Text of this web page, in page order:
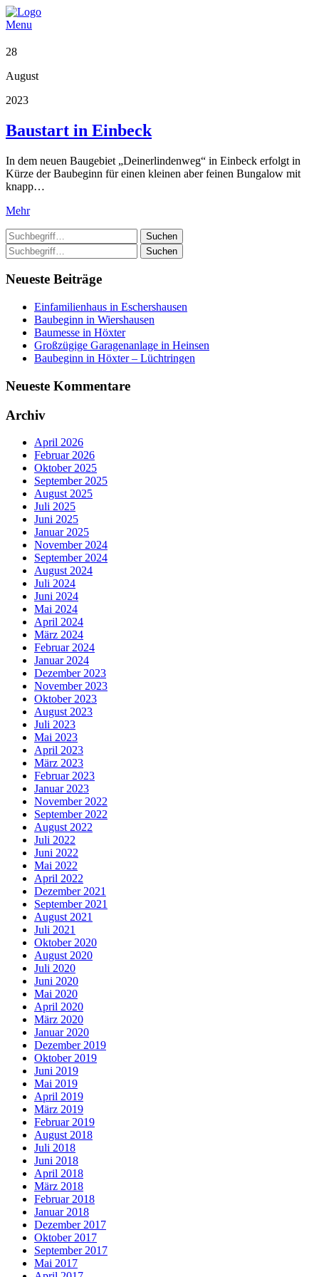
Menu
28
August
2023
Baustart in Einbeck
In dem neuen Baugebiet „Deinerlindenweg“ in Einbeck erfolgt in
Kürze der Baubeginn für einen kleinen aber feinen Bungalow mit
knapp…
Mehr
Suchen
Suchen
Neueste Beiträge
Einfamilienhaus in Eschershausen
Baubeginn in Wiershausen
Baumesse in Höxter
Großzügige Garagenanlage in Heinsen
Baubeginn in Höxter – Lüchtringen
Neueste Kommentare
Archiv
April 2026
Februar 2026
Oktober 2025
September 2025
August 2025
Juli 2025
Juni 2025
Januar 2025
November 2024
September 2024
August 2024
Juli 2024
Juni 2024
Mai 2024
April 2024
März 2024
Februar 2024
Januar 2024
Dezember 2023
November 2023
Oktober 2023
August 2023
Juli 2023
Mai 2023
April 2023
März 2023
Februar 2023
Januar 2023
November 2022
September 2022
August 2022
Juli 2022
Juni 2022
Mai 2022
April 2022
Dezember 2021
September 2021
August 2021
Juli 2021
Oktober 2020
August 2020
Juli 2020
Juni 2020
Mai 2020
April 2020
März 2020
Januar 2020
Dezember 2019
Oktober 2019
Juni 2019
Mai 2019
April 2019
März 2019
Februar 2019
August 2018
Juli 2018
Juni 2018
April 2018
März 2018
Februar 2018
Januar 2018
Dezember 2017
Oktober 2017
September 2017
Mai 2017